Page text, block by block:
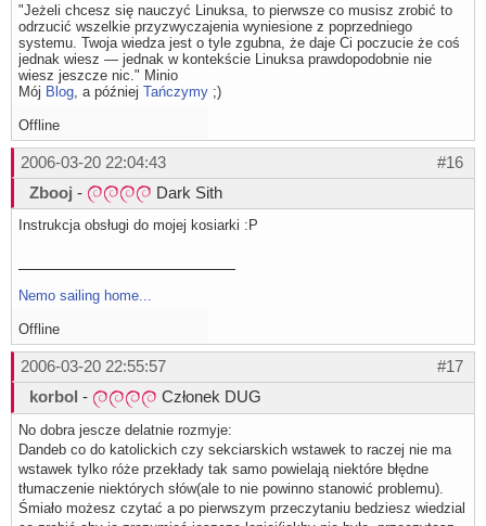
"Jeżeli chcesz się nauczyć Linuksa, to pierwsze co musisz zrobić to
odrzucić wszelkie przyzwyczajenia wyniesione z poprzedniego
systemu. Twoja wiedza jest o tyle zgubna, że daje Ci poczucie że coś
jednak wiesz — jednak w kontekście Linuksa prawdopodobnie nie
wiesz jeszcze nic." Minio
Mój Blog, a później Tańczymy ;)
Offline
#16
2006-03-20 22:04:43
Zbooj - Dark Sith
Instrukcja obsługi do mojej kosiarki :P
Nemo sailing home...
Offline
#17
2006-03-20 22:55:57
korbol - Członek DUG
No dobra jescze delatnie rozmyje:
Dandeb co do katolickich czy sekciarskich wstawek to raczej nie ma
wstawek tylko róże przekłady tak samo powielają niektóre błędne
tłumaczenie niektórych słów(ale to nie powinno stanowić problemu).
Śmiało możesz czytać a po pierwszym przeczytaniu bedziesz wiedzial